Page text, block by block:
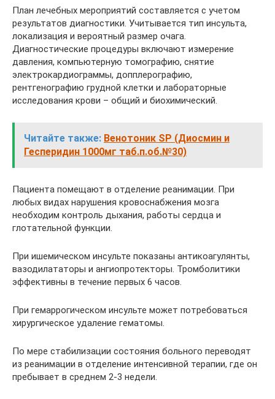
План лечебных мероприятий составляется с учетом
результатов диагностики. Учитывается тип инсульта,
локализация и вероятный размер очага.
Диагностические процедуры включают измерение
давления, компьютерную томографию, снятие
электрокардиограммы, допплерографию,
рентгенографию грудной клетки и лабораторные
исследования крови – общий и биохимический.
Читайте также: Венотоник SP (Диосмин и
Гесперидин 1000мг таб.п.об.№30)
Пациента помещают в отделение реанимации. При
любых видах нарушения кровоснабжения мозга
необходим контроль дыхания, работы сердца и
глотательной функции.
При ишемическом инсульте показаны антикоагулянты,
вазодилататоры и ангиопротекторы. Тромболитики
эффективны в течение первых 6 часов.
При гемаррогическом инсульте может потребоваться
хирургическое удаление гематомы.
По мере стабилизации состояния больного переводят
из реанимации в отделение интенсивной терапии, где он
пребывает в среднем 2-3 недели.